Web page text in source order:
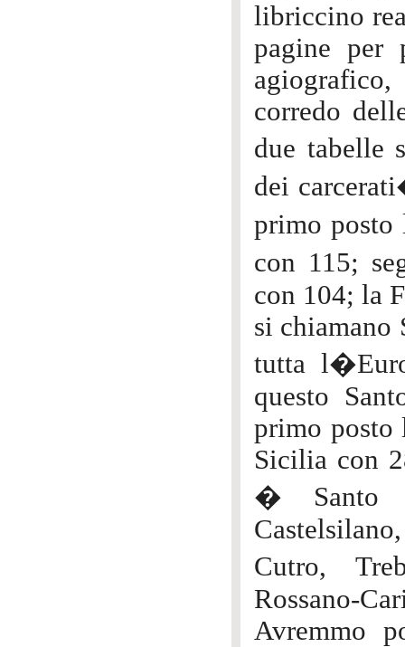
libriccino
pagine per
corredo
due tabelle
dei
primo
con 115;
con 104; la
si chiamano
tutta
questo
primo posto
Sicilia con
� Santo
Cutro,
Rossano-
Avremmo